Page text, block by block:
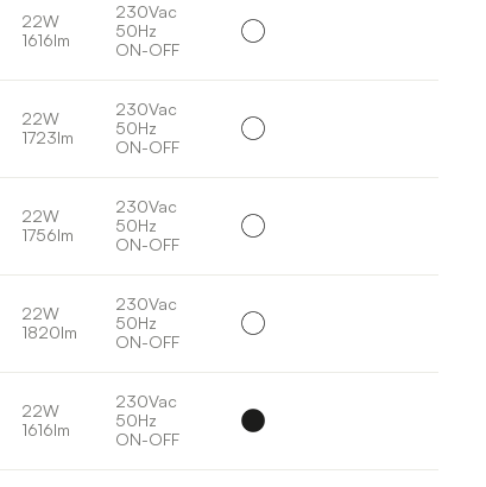
22W
1616lm
230Vac
50Hz
ON-OFF
22W
1723lm
230Vac
50Hz
ON-OFF
22W
1756lm
230Vac
50Hz
ON-OFF
22W
1820lm
230Vac
50Hz
ON-OFF
22W
1616lm
230Vac
50Hz
ON-OFF